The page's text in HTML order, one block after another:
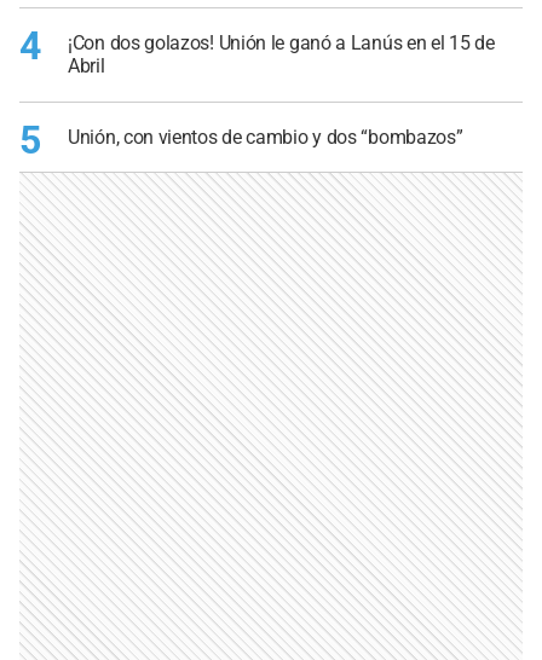
4
¡Con dos golazos! Unión le ganó a Lanús en el 15 de
Abril
5 Unión, con vientos de cambio y dos “bombazos”